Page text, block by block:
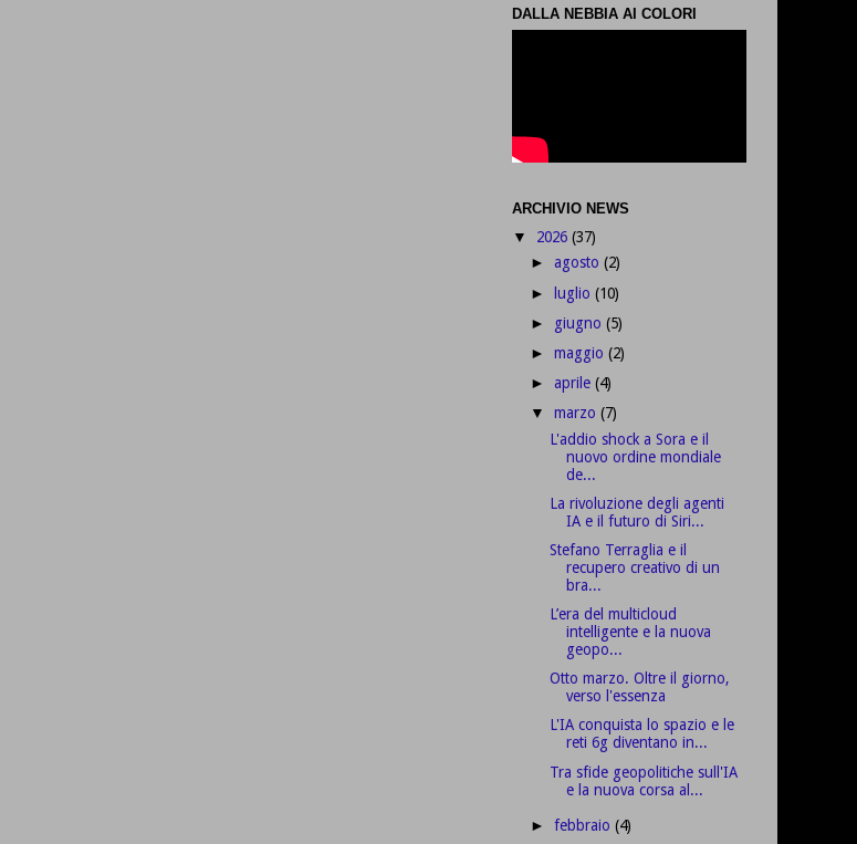
DALLA NEBBIA AI COLORI
ARCHIVIO NEWS
▼ 2026 (37)
►agosto(2)
► luglio(10)
► giugno(5)
►maggio(2)
►aprile(4)
▼marzo(7)
L'addio shock a Sora e il
nuovo ordine mondiale
de...
La rivoluzione degli agenti
IA e il futuro di Siri...
Stefano Terraglia e il
recupero creativo di un
bra...
L’era del multicloud
intelligente e la nuova
geopo...
Otto marzo. Oltre il giorno,
verso l'essenza
L'IA conquista lo spazio e le
reti 6g diventano in...
Tra sfide geopolitiche sull'IA
e la nuova corsa al...
►febbraio(4)